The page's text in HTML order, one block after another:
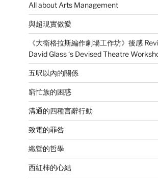
All about Arts Management
與超現實做愛
《大衛格拉斯編作劇場工作坊》後感
David Glass ‘s Devised Theatre
五呎以內的關係
窮忙族的困惑
溝通的四種言辭行動
致電的罪咎
纖營的哲學
西紅柿的心結